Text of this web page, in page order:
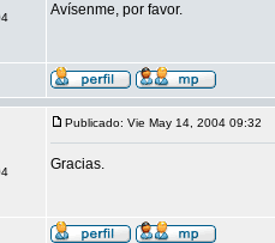
Avísenme, por favor.
Publicado: Vie May 14, 2004 09:32
Gracias.